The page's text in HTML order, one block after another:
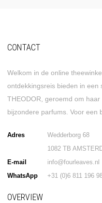
CONTACT
Welkom in de online
ontdekkingsreis bieden in een
THEODOR, geroemd om
bijzondere parfums. Voor een
Adres
Wedderborg 68
1082 TB
E-mail
info@fourleaves.nl
WhatsApp
+31 (0)6 811 196
OVERVIEW